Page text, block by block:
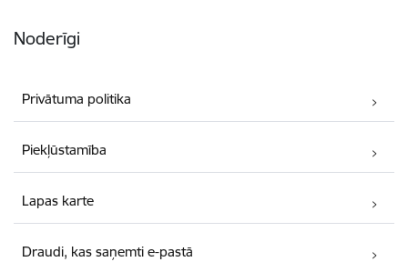
Noderīgi
Privātuma politika
Piekļūstamība
Lapas karte
Draudi, kas saņemti e-pastā